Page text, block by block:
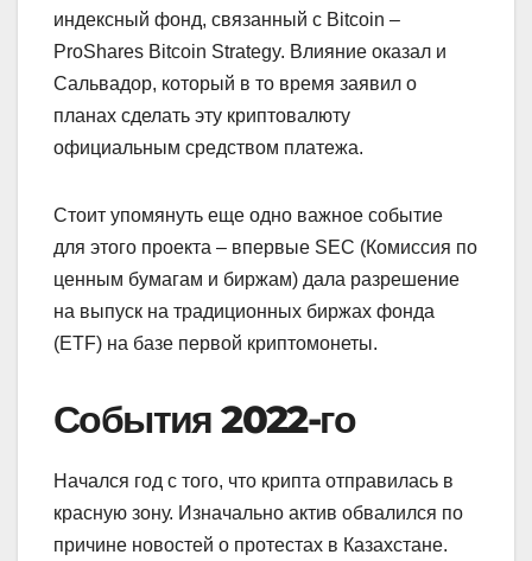
индексный фонд, связанный с Bitcoin –
ProShares Bitcoin Strategy. Влияние оказал и
Сальвадор, который в то время заявил о
планах сделать эту криптовалюту
официальным средством платежа.
Стоит упомянуть еще одно важное событие
для этого проекта – впервые SEC (Комиссия по
ценным бумагам и биржам) дала разрешение
на выпуск на традиционных биржах фонда
(ETF) на базе первой криптомонеты.
События 2022-го
Начался год с того, что крипта отправилась в
красную зону. Изначально актив обвалился по
причине новостей о протестах в Казахстане.